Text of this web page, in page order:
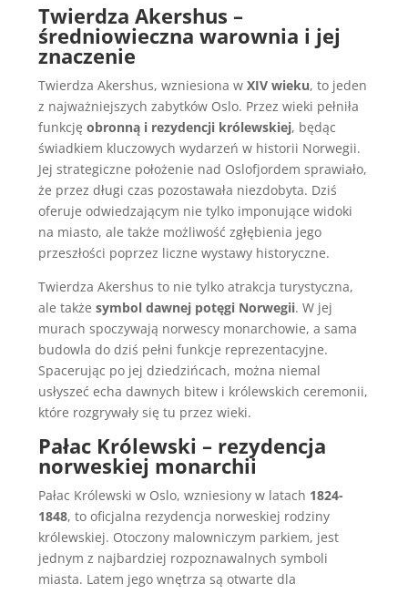
Twierdza Akershus –
średniowieczna warownia i jej
znaczenie
Twierdza Akershus, wzniesiona wXIV wieku, to jeden
z najważniejszych zabytków Oslo. Przez wieki pełniła
funkcjęobronną i rezydencji królewskiej, będąc
świadkiem kluczowych wydarzeń w historii Norwegii.
Jej strategiczne położenie nad Oslofjordem sprawiało,
że przez długi czas pozostawała niezdobyta. Dziś
oferuje odwiedzającym nie tylko imponujące widoki
na miasto, ale także możliwość zgłębienia jego
przeszłości poprzez liczne wystawy historyczne.
Twierdza Akershus to nie tylko atrakcja turystyczna,
ale takżesymbol dawnej potęgi Norwegii. W jej
murach spoczywają norwescy monarchowie, a sama
budowla do dziś pełni funkcje reprezentacyjne.
Spacerując po jej dziedzińcach, można niemal
usłyszeć echa dawnych bitew i królewskich ceremonii,
które rozgrywały się tu przez wieki.
Pałac Królewski – rezydencja
norweskiej monarchii
Pałac Królewski w Oslo, wzniesiony w latach 1824-
1848, to oficjalna rezydencja norweskiej rodziny
królewskiej. Otoczony malowniczym parkiem, jest
jednym z najbardziej rozpoznawalnych symboli
miasta. Latem jego wnętrza są otwarte dla